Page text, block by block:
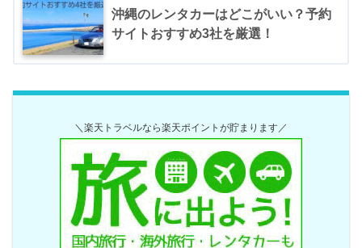
沖縄のレンタカーはどこがいい？予約
サイトおすすめ3社を厳選！
＼楽天トラベルなら楽天ポイントが貯まります／